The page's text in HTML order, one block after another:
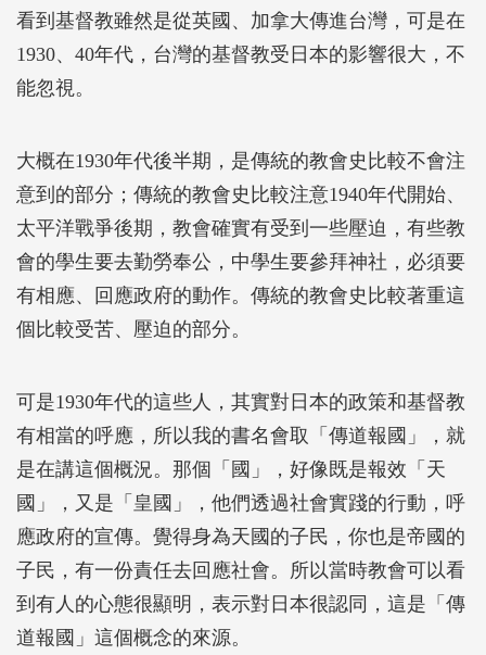
看到基督教雖然是從英國、加拿大傳進台灣，可是在
1930、40年代，台灣的基督教受日本的影響很大，不
能忽視。
大概在1930年代後半期，是傳統的教會史比較不會注
意到的部分；傳統的教會史比較注意1940年代開始、
太平洋戰爭後期，教會確實有受到一些壓迫，有些教
會的學生要去勤勞奉公，中學生要參拜神社，必須要
有相應、回應政府的動作。傳統的教會史比較著重這
個比較受苦、壓迫的部分。
可是1930年代的這些人，其實對日本的政策和基督教
有相當的呼應，所以我的書名會取「傳道報國」，就
是在講這個概況。那個「國」，好像既是報效「天
國」，又是「皇國」，他們透過社會實踐的行動，呼
應政府的宣傳。覺得身為天國的子民，你也是帝國的
子民，有一份責任去回應社會。所以當時教會可以看
到有人的心態很顯明，表示對日本很認同，這是「傳
道報國」這個概念的來源。